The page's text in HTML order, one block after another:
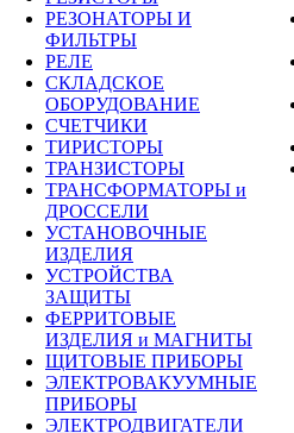
РЕЗОНАТОРЫ И
ФИЛЬТРЫ
РЕЛЕ
СКЛАДСКОЕ
ОБОРУДОВАНИЕ
СЧЕТЧИКИ
ТИРИСТОРЫ
ТРАНЗИСТОРЫ
ТРАНСФОРМАТОРЫ и
ДРОССЕЛИ
УСТАНОВОЧНЫЕ
ИЗДЕЛИЯ
УСТРОЙСТВА
ЗАЩИТЫ
ФЕРРИТОВЫЕ
ИЗДЕЛИЯ и МАГНИТЫ
ЩИТОВЫЕ ПРИБОРЫ
ЭЛЕКТРОВАКУУМНЫЕ
ПРИБОРЫ
ЭЛЕКТРОДВИГАТЕЛИ